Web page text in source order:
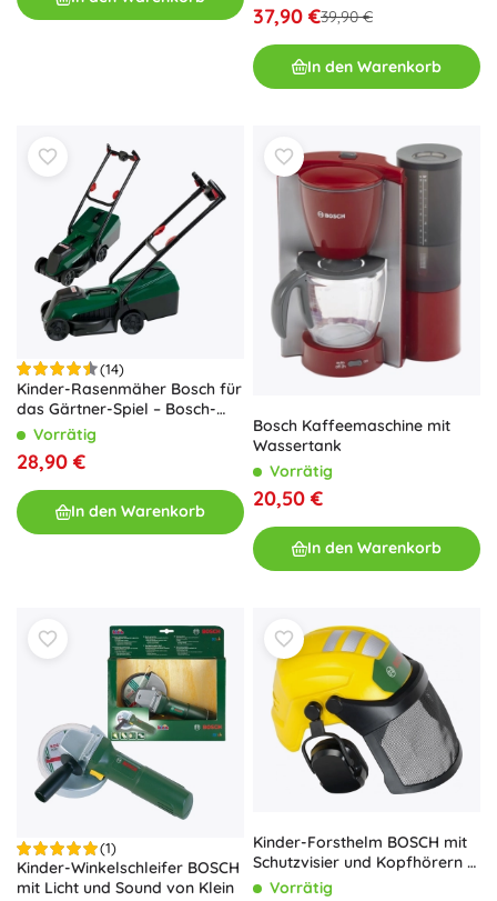
37,90 €39,90 €
In den Warenkorb
(14)
Kinder-Rasenmäher Bosch für
das Gärtner-Spiel – Bosch-
Rasenmäher
Vorrätig
28,90 €
In den Warenkorb
Bosch Kaffeemaschine mit
Wassertank
Vorrätig
20,50 €
In den Warenkorb
(1)
Kinder-Winkelschleifer BOSCH
mit Licht und Sound von Klein
Kinder-Forsthelm BOSCH mit
Schutzvisier und Kopfhörern –
Spielzeug
Vorrätig